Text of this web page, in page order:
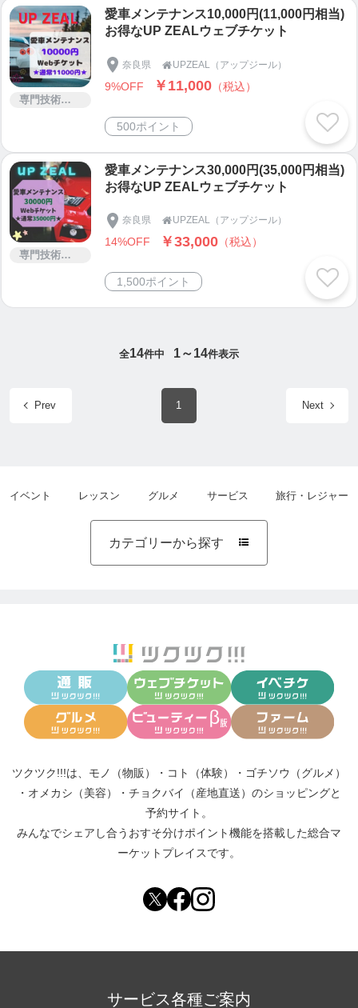
専門技術サービス
愛車メンテナンス10,000円(11,000円相当)
お得なUP ZEALウェブチケット
奈良県 UPZEAL（アップジール）
9%OFF ￥11,000 （税込）
500ポイント
専門技術サービス
愛車メンテナンス30,000円(35,000円相当)
お得なUP ZEALウェブチケット
奈良県 UPZEAL（アップジール）
14%OFF ￥33,000 （税込）
1,500ポイント
全14件中 1～14件表示
Prev 1 Next
イベント レッスン グルメ サービス 旅行・レジャー
カテゴリーから探す 
ツクツク!!!は、 モノ（物販） ・ コト（体験） ・ ゴチソウ（グルメ）
・ オメカシ（美容） ・ チョクバイ（産地直送） のショッピングと
予約サイト。
みんなでシェアし合う おすそ分けポイント機能を搭載した総合マ
ーケットプレイスです。
サービス各種ご案内